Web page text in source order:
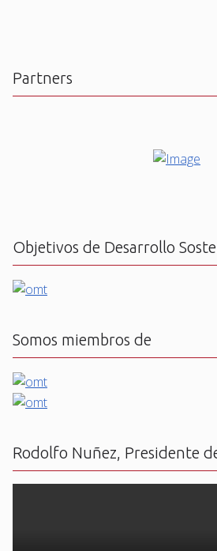
Partners
Objetivos de Desarrollo
Somos miembros de
Rodolfo Nuñez, Presidente